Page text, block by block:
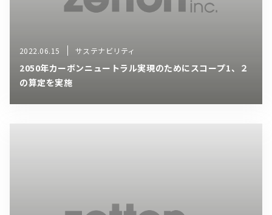
2022.06.15 サステナビリティ
2050年カーボンニュートラル実現のためにスコープ1、２
の算定を実施